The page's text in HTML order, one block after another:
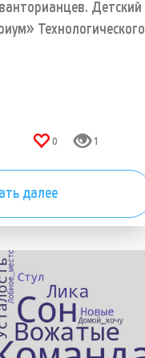
Детский
Технологического
0 1
далее